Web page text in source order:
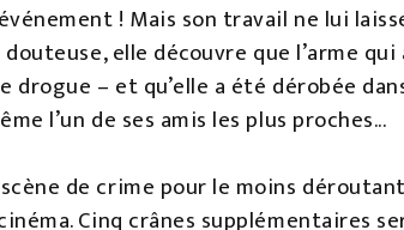
! Mais son travail ne lui
elle découvre que l’arme
– et qu’elle a été dérobée
l’un de ses amis les plus proches...
de crime pour le moins
Cinq crânes supplémentaires